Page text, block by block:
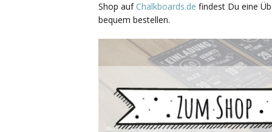
Shop auf Chalkboards.de findest Du eine
bequem bestellen.